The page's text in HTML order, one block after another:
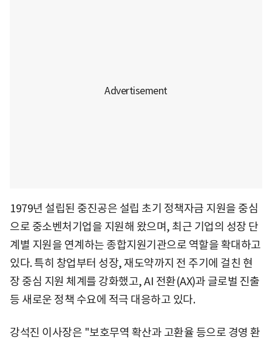
1979년 설립된 중진공은 설립 초기 정책자금 지원을 중심
으로 중소벤처기업을 지원해 왔으며, 최근 기업의 성장 단
계별 지원을 연계하는 종합지원기관으로 역할을 확대하고
있다. 특히 창업부터 성장, 재도약까지 전 주기에 걸친 현
장 중심 지원 체계를 강화했고, AI 전환(AX)과 글로벌 진출
등 새로운 정책 수요에 적극 대응하고 있다.
강석진 이사장은 "보호무역 확산과 고환율 등으로 경영 환